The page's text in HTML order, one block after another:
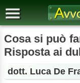
Cosa si può
Risposta ai
dott. Luca De